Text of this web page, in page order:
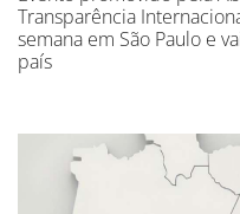
Transparência
semana em São Paulo e
país